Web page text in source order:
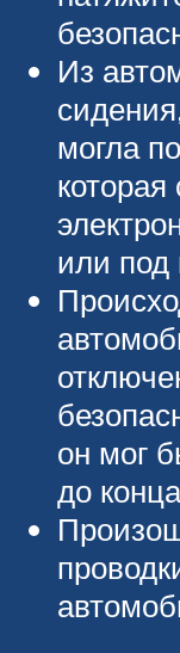
Из
могла
которая
или под
он мог
до